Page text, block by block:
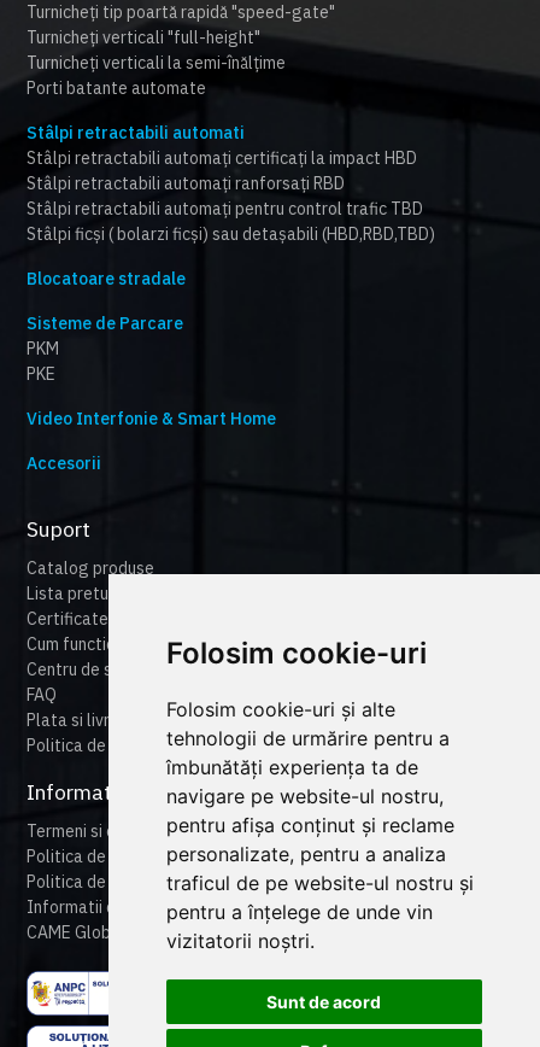
Folosim cookie-uri
Folosim cookie-uri și alte
tehnologii de urmărire pentru a
îmbunătăți experiența ta de
navigare pe website-ul nostru,
pentru afișa conținut și reclame
personalizate, pentru a analiza
traficul de pe website-ul nostru și
pentru a înțelege de unde vin
vizitatorii noștri.
Sunt de acord
Turnicheți tip poartă rapidă "speed-gate"
Turnicheți verticali "full-height"
Turnicheți verticali la semi-înălțime
Porti batante automate
Stâlpi retractabili automati
Stâlpi retractabili automați certificați la impact HBD
Stâlpi retractabili automați ranforsați RBD
Stâlpi retractabili automați pentru control trafic TBD
Stâlpi ficși ( bolarzi ficși) sau detașabili (HBD,RBD,TBD)
Blocatoare stradale
Sisteme de Parcare
PKM
PKE
Video Interfonie & Smart Home
Accesorii
Suport
Catalog produse
Lista preturi
Certificate
Cum functioneaza cameonline
Centru de suport
FAQ
Plata si livrare
Politica de retur
Informatii legale
Termeni si conditii
Politica de confidentialitate
Politica de cookies
Informatii despre produse
CAME Global